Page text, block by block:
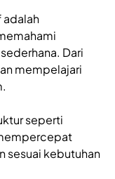
adalah
Dari
mempelajari
seperti
sesuai kebutuhan